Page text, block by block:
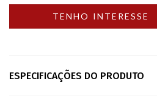
ESPECIFICAÇÕES DO PRODUTO